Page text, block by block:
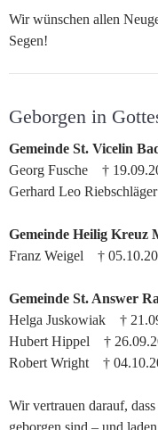
Wir wünschen allen
Segen!
Geborgen in
Gemeinde St. Vicelin
Georg Fusche †
Gerhard Leo
Gemeinde Heilig Kreuz
Franz Weigel †
Gemeinde St. Answer
Helga Juskowiak †
Hubert Hippel †
Robert Wright †
Wir vertrauen darauf,
geborgen sind – und